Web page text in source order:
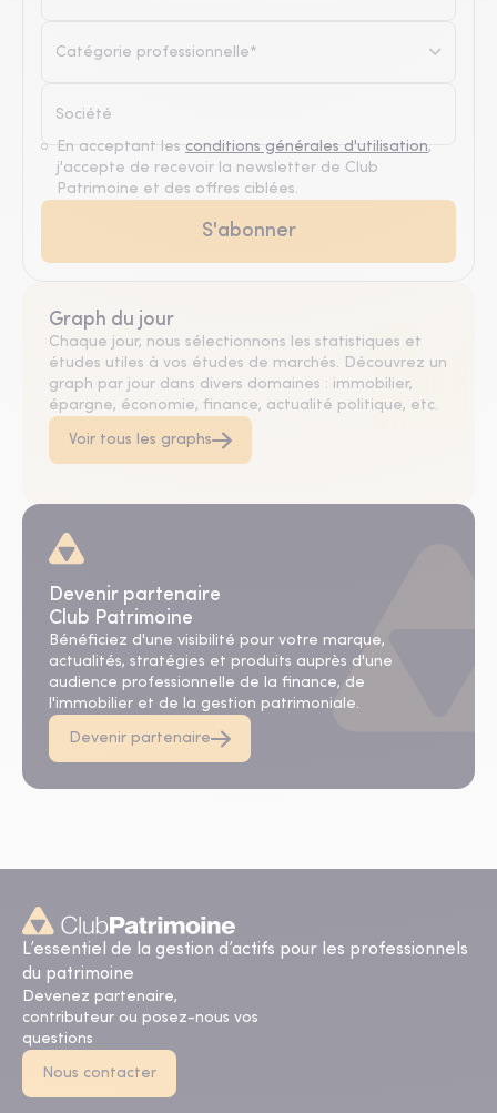
Catégorie professionnelle*
En acceptant les conditions générales d'utilisation,
j'accepte de recevoir la newsletter de Club
Patrimoine et des offres ciblées.
Graph du jour
Chaque jour, nous sélectionnons les statistiques et
études utiles à vos études de marchés. Découvrez un
graph par jour dans divers domaines : immobilier,
épargne, économie, finance, actualité politique, etc.
Voir tous les graphs
Devenir partenaire
Club Patrimoine
Bénéficiez d'une visibilité pour votre marque,
actualités, stratégies et produits auprès d'une
audience professionnelle de la finance, de
l'immobilier et de la gestion patrimoniale.
Devenir partenaire
L’essentiel de la gestion d’actifs pour les professionnels
du patrimoine
Devenez partenaire,
contributeur ou posez-nous vos
questions
Nous contacter